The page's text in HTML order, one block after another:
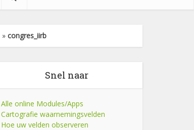
» congres_iirb
Snel naar
Alle online Modules/Apps
Cartografie waarnemingsvelden
Hoe uw velden observeren